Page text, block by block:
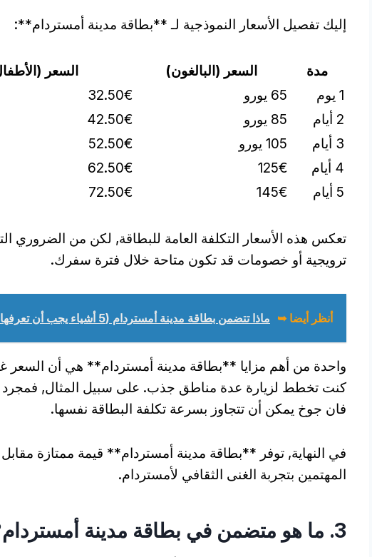
إليك تفصيل الأسعار النموذجية لـ **بطاقة مدينة أمستردام**:
مدة السعر (البالغون)
السعر (الأطفال 4-12
1 يوم
65 يورو
32.50€
2 أيام
85 يورو
42.50€
3 أيام
105 يورو
52.50€
4 أيام
125€
62.50€
5 أيام
145€
72.50€
تعكس هذه الأسعار التكلفة العامة للبطاقة, لكن من
ترويجية أو خصومات قد تكون متاحة خلال فترة سفرك.
أنظر أيضا ➥ ماذا تتضمن بطاقة مدينة أمستردام (5 أشياء يجب أن تعرفها!)
واحدة من أهم مزايا **بطاقة مدينة أمستردام** هي أن السعر
كنت تخطط لزيارة عدة مناطق جذب. على سبيل المثال,
فان جوخ يمكن أن تتجاوز بسرعة تكلفة البطاقة نفسها.
في النهاية, توفر **بطاقة مدينة أمستردام** قيمة ممتازة
المهتمين بتجربة الغنى الثقافي لأمستردام.
3. ما هو متضمن في بطاقة مدينة أمستردام?